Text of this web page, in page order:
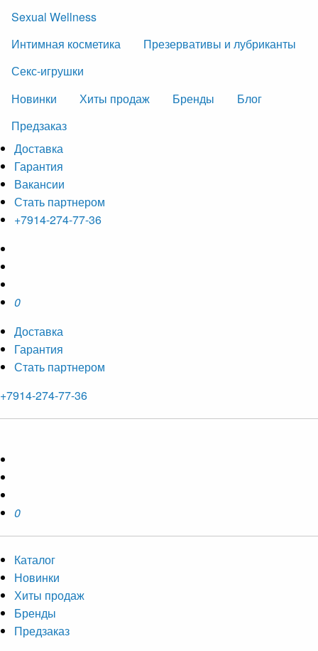
Sexual Wellness
Интимная косметика
Презервативы и лубриканты
Секс-игрушки
Новинки
Хиты продаж Бренды
Блог
Предзаказ
Доставка
Гарантия
Вакансии
Стать партнером
+7914-274-77-36
0
Доставка
Гарантия
Стать партнером
+7914-274-77-36
0
Каталог
Новинки
Хиты продаж
Бренды
Предзаказ